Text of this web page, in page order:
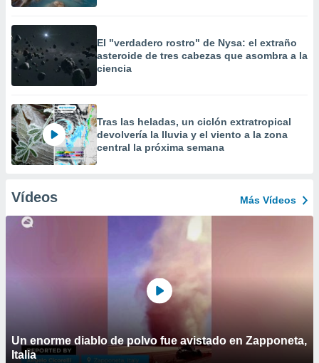
El "verdadero rostro" de Nysa: el extraño
asteroide de tres cabezas que asombra a la
ciencia
Tras las heladas, un ciclón extratropical
devolvería la lluvia y el viento a la zona
central la próxima semana
Vídeos Más Vídeos
Un enorme diablo de polvo fue avistado en Zapponeta,
Italia